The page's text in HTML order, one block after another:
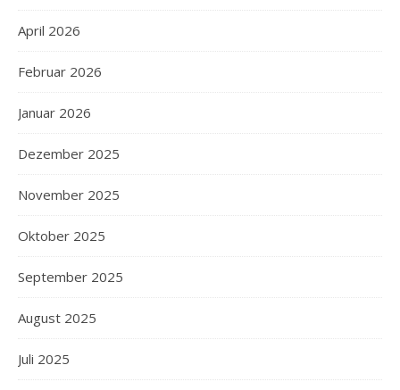
April 2026
Februar 2026
Januar 2026
Dezember 2025
November 2025
Oktober 2025
September 2025
August 2025
Juli 2025